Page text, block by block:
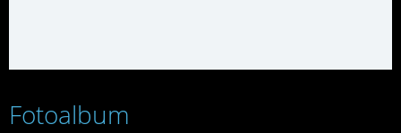
Fotoalbum